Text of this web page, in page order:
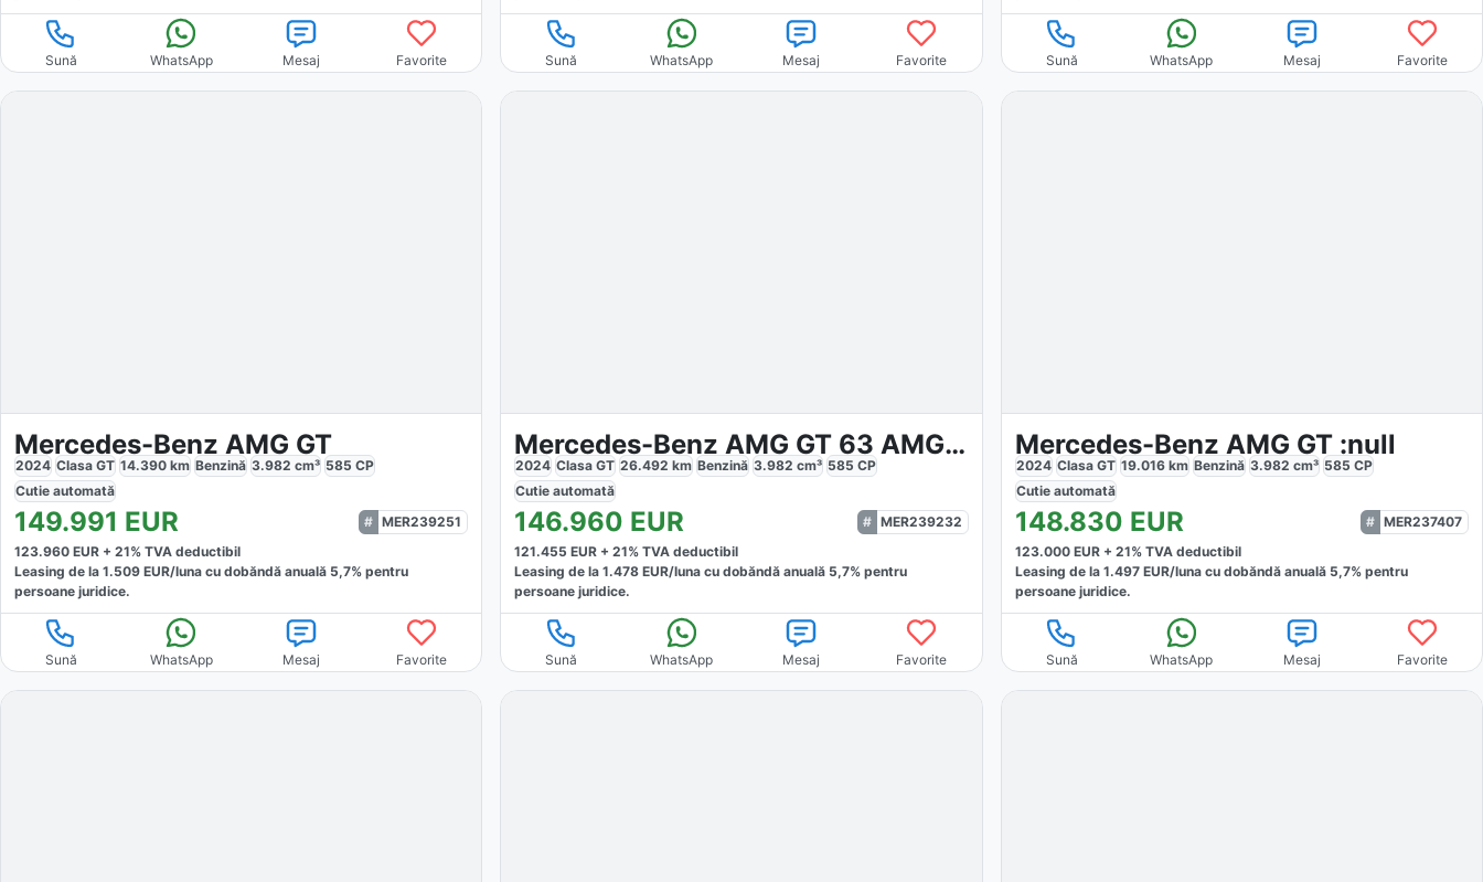
Sună WhatsApp Mesaj Favorite Sună WhatsApp Mesaj Favorite Sună WhatsApp Mesaj Favorite
Mercedes-Benz AMG GT
2024 Clasa GT 14.390 km Benzină 3.982 cm³ 585 CP
Cutie automată
149.991 EUR
MER239251
123.960 EUR + 21% TVA deductibil
Leasing de la 1.509 EUR/luna cu dobăndă anuală 5,7% pentru
persoane juridice.
Sună WhatsApp Mesaj Favorite
Mercedes-Benz AMG GT 63 AMG 4M
2024 Clasa GT 26.492 km Benzină 3.982 cm³ 585 CP
Cutieautomată
146.960 EUR
MER239232
121.455 EUR +21% TVA deductibil
Leasing de la1.478 EUR/luna cu dobăndă anuală 5,7% pentru
persoane juridice.
Sună WhatsApp Mesaj Favorite
Mercedes-Benz AMG GT :null
2024 Clasa GT 19.016km Benzină 3.982 cm³ 585 CP
Cutie automată
148.830 EUR
MER237407
123.000EUR + 21% TVA deductibil
Leasing de la 1.497EUR/lunacu dobăndă anuală 5,7% pentru
persoane juridice.
Sună WhatsApp Mesaj Favorite